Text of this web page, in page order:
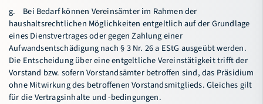
g. Bei Bedarf können Vereinsämter im Rahmen der
haushaltsrechtlichen Möglichkeiten entgeltlich auf der Grundlage
eines Dienstvertrages oder gegen Zahlung einer
Aufwandsentschädigung nach § 3 Nr. 26 a EStG ausgeübt werden.
Die Entscheidung über eine entgeltliche Vereinstätigkeit trifft der
Vorstand bzw. sofern Vorstandsämter betroffen sind, das Präsidium
ohne Mitwirkung des betroffenen Vorstandsmitglieds. Gleiches gilt
für die Vertragsinhalte und -bedingungen.